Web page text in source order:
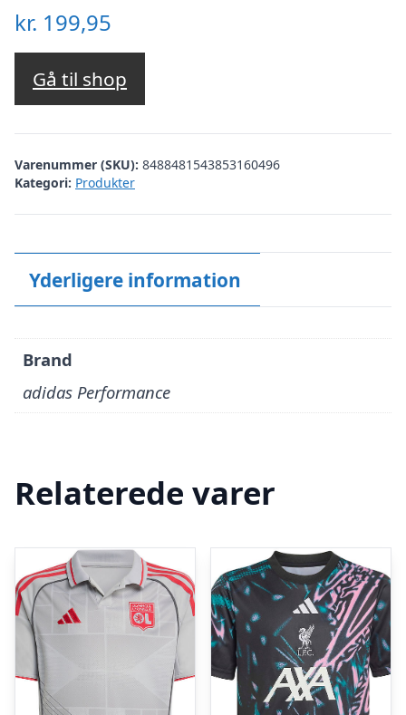
kr. 199,95
Gå til shop
Varenummer (SKU): 8488481543853160496
Kategori: Produkter
Yderligere information
Brand
adidas Performance
Relaterede varer